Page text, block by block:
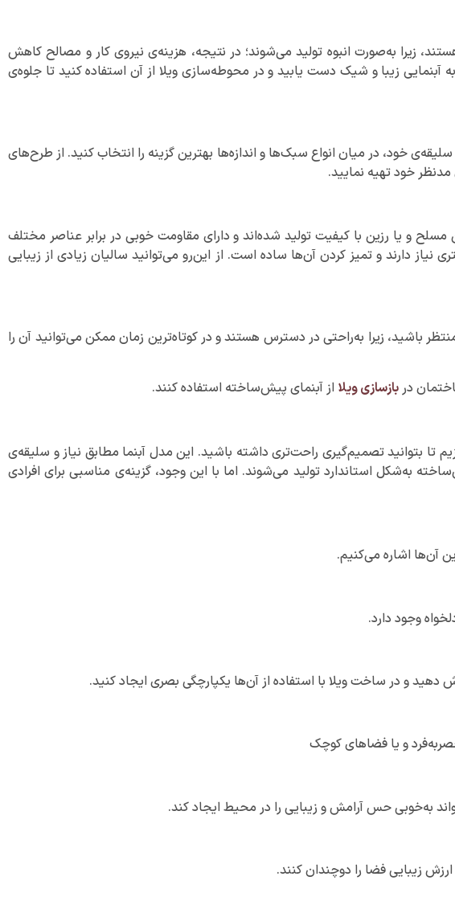
زیرا به‌صورت انبوه تولید می‌شوند؛ در نتیجه، هزینه‌ی نیروی کار و مصالح کاهش
آبنمایی زیبا و شیک دست یابید و در محوطه‌سازی ویلا از آن استفاده کنید تا جلوه‌ی
خود، در میان انواع سبک‌ها و اندازه‌ها بهترین گزینه را انتخاب کنید. از طرح‌های
خود تهیه نمایید.
مسلح و یا رزین با کیفیت تولید شده‌اند و دارای مقاومت خوبی در برابر عناصر مختلف
دارند و تمیز کردن آن‌ها ساده است. از این‌رو می‌توانید سالیان زیادی از زیبایی
باشید، زیرا به‌راحتی در دسترس هستند و در کوتاه‌ترین زمان ممکن می‌توانید آن را
در بازسازی ویلا از آبنمای پیش‌ساخته استفاده کنند.
تا بتوانید تصمیم‌گیری راحت‌تری داشته باشید. این مدل آبنما مطابق نیاز و سلیقه‌ی
به‌شکل استاندارد تولید می‌شوند. اما با این وجود، گزینه‌ی مناسبی برای افرادی
آن‌ها اشاره می‌کنیم.
وجود دارد.
و در ساخت ویلا با استفاده از آن‌ها یکپارچگی بصری ایجاد کنید.
و یا فضاهای کوچک
به‌خوبی حس آرامش و زیبایی را در محیط ایجاد کند.
زیبایی فضا را دوچندان کنند.